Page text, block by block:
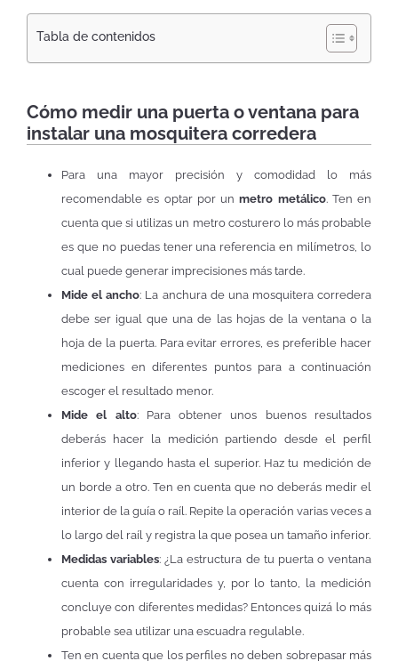
Tabla de contenidos
Cómo medir una puerta o ventana para
instalar una mosquitera corredera
Para una mayor precisión y comodidad lo más
recomendable es optar por unmetro metálico. Ten en
cuenta que si utilizas un metro costurero lo más probable
es que no puedas tener una referencia en milímetros, lo
cual puede generar imprecisiones más tarde.
Mide el ancho: La anchura de una mosquitera corredera
debe ser igual que una de las hojas de la ventana o la
hoja de la puerta. Para evitar errores, es preferible hacer
mediciones en diferentes puntos para a continuación
escoger el resultado menor.
Mide el alto: Para obtener unos buenos resultados
deberás hacer la medición partiendo desde el perfil
inferior y llegando hasta el superior. Haz tu medición de
un borde a otro. Ten en cuenta que no deberás medir el
interior de la guía o raíl. Repite la operación varias veces a
lo largo del raíl y registra la que posea un tamaño inferior.
Medidas variables: ¿La estructura de tu puerta o ventana
cuenta con irregularidades y, por lo tanto, la medición
concluye con diferentes medidas? Entonces quizá lo más
probable sea utilizar una escuadra regulable.
Ten en cuenta que los perfiles no deben sobrepasar más